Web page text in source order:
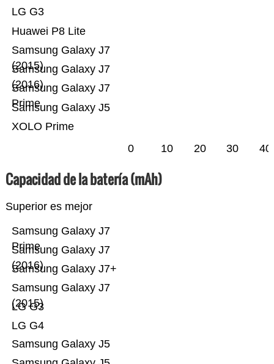
XOLO Prime
Samsung Galaxy J5
Samsung Galaxy J7
Prime
Samsung Galaxy J7
(2016)
Samsung Galaxy J7
(2015)
Huawei P8 Lite
LG G3
0 10 20 30 40
Capacidad de la batería (mAh)
Superior es mejor
Samsung Galaxy J5
LG G4
LG G3
Samsung Galaxy J7
(2015)
Samsung Galaxy J7+
Samsung Galaxy J7
(2016)
Samsung Galaxy J7
Prime